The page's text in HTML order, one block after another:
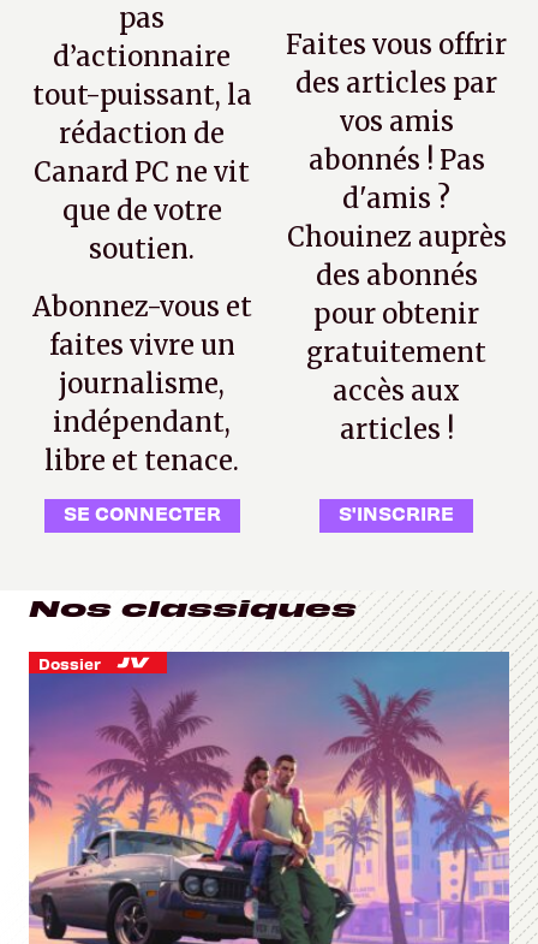
pas
d’actionnaire
tout-puissant, la
rédaction de
Canard PC ne vit
que de votre
soutien.
Abonnez-vous et
faites vivre un
journalisme,
indépendant,
libre et tenace.
SE CONNECTER
Faites vous offrir
des articles par
vos amis
abonnés ! Pas
d'amis ?
Chouinez auprès
des abonnés
pour obtenir
gratuitement
accès aux
articles !
S'INSCRIRE
Nos classiques
Dossier